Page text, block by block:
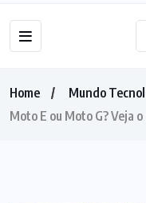
Home
Mundo
Moto E ou Moto G? Veja